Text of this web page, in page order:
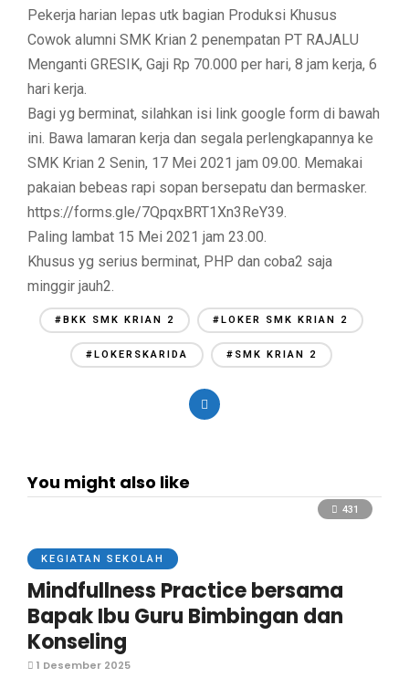
Pekerja harian lepas utk bagian Produksi Khusus
Cowok alumni SMK Krian 2 penempatan PT RAJALU
Menganti GRESIK, Gaji Rp 70.000 per hari, 8 jam kerja, 6
hari kerja.
Bagi yg berminat, silahkan isi link google form di bawah
ini. Bawa lamaran kerja dan segala perlengkapannya ke
SMK Krian 2 Senin, 17 Mei 2021 jam 09.00. Memakai
pakaian bebeas rapi sopan bersepatu dan bermasker.
https://forms.gle/7QpqxBRT1Xn3ReY39.
Paling lambat 15 Mei 2021 jam 23.00.
Khusus yg serius berminat, PHP dan coba2 saja
minggir jauh2.
#BKK SMK KRIAN 2 #LOKER SMK KRIAN 2
#LOKERSKARIDA #SMK KRIAN 2
You might also like
431
KEGIATAN SEKOLAH
Mindfullness Practice bersama
Bapak Ibu Guru Bimbingan dan
Konseling
1 Desember 2025